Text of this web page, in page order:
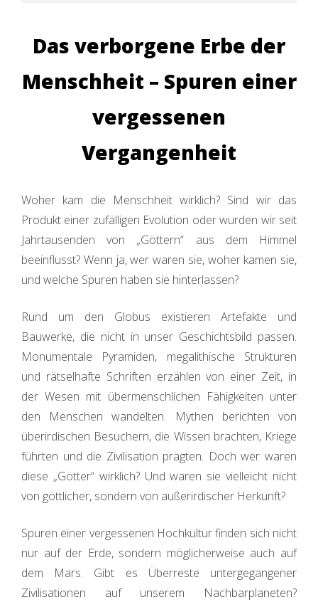
Das verborgene Erbe der
Menschheit – Spuren einer
vergessenen
Vergangenheit
Woher kam die Menschheit wirklich? Sind wir das
Produkt einer zufälligen Evolution oder wurden wir seit
Jahrtausenden von „Göttern“ aus dem Himmel
beeinflusst? Wenn ja, wer waren sie, woher kamen sie,
und welche Spuren haben sie hinterlassen?
Rund um den Globus existieren Artefakte und
Bauwerke, die nicht in unser Geschichtsbild passen.
Monumentale Pyramiden, megalithische Strukturen
und rätselhafte Schriften erzählen von einer Zeit, in
der Wesen mit übermenschlichen Fähigkeiten unter
den Menschen wandelten. Mythen berichten von
überirdischen Besuchern, die Wissen brachten, Kriege
führten und die Zivilisation prägten. Doch wer waren
diese „Götter“ wirklich? Und waren sie vielleicht nicht
von göttlicher, sondern von außerirdischer Herkunft?
Spuren einer vergessenen Hochkultur finden sich nicht
nur auf der Erde, sondern möglicherweise auch auf
dem Mars. Gibt es Überreste untergegangener
Zivilisationen auf unserem Nachbarplaneten?